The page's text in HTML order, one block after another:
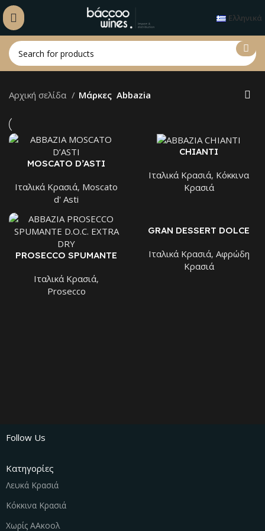
Ελληνικά
Αρχική σελίδα Μάρκες Abbazia
MOSCATO D’ASTI
Ιταλικά Kρασιά, Moscato
d' Asti
CHIANTI
Ιταλικά Kρασιά, Κόκκινα
Κρασιά
PROSECCO SPUMANTE
Ιταλικά Kρασιά,
Prosecco
GRAN DESSERT DOLCE
Ιταλικά Kρασιά, Αφρώδη
Κρασιά
Follow Us
Κατηγορίες
Λευκά Κρασιά
Κόκκινα Κρασιά
Χωρίς ΑΑκοολ